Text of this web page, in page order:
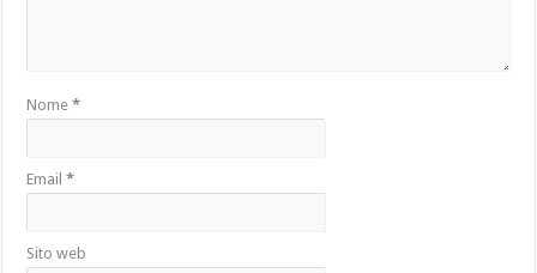
Nome*
Email*
Sito web